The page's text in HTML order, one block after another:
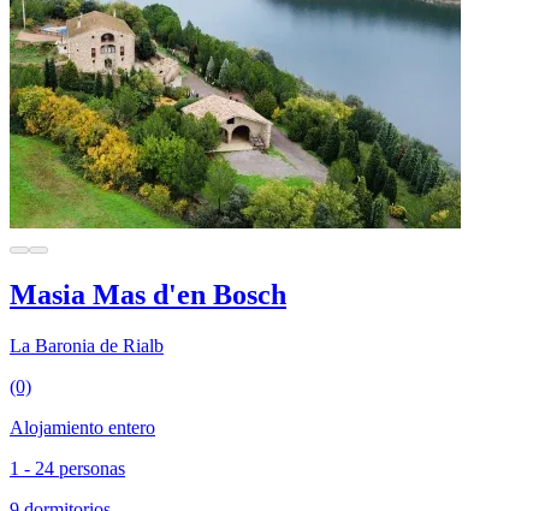
Masia Mas d'en Bosch
La Baronia de Rialb
(0)
Alojamiento entero
1 - 24 personas